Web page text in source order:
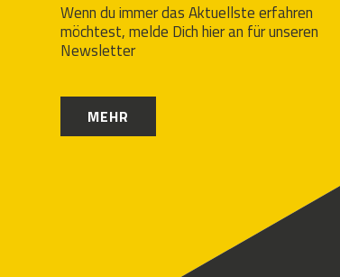
Wenn du immer das Aktuellste erfahren
möchtest, melde Dich hier an für unseren
Newsletter
MEHR